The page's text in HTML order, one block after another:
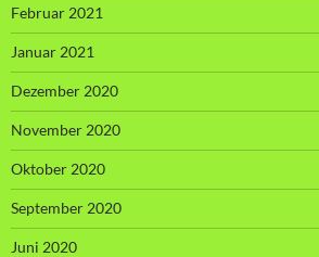
Februar 2021
Januar 2021
Dezember 2020
November 2020
Oktober 2020
September 2020
Juni 2020